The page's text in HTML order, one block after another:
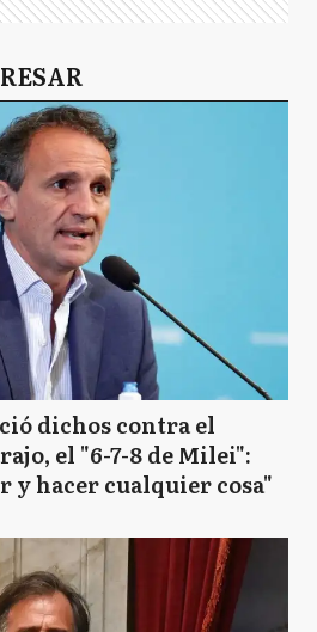
dichos contra el
el "6-7-8 de Milei":
y hacer cualquier cosa"